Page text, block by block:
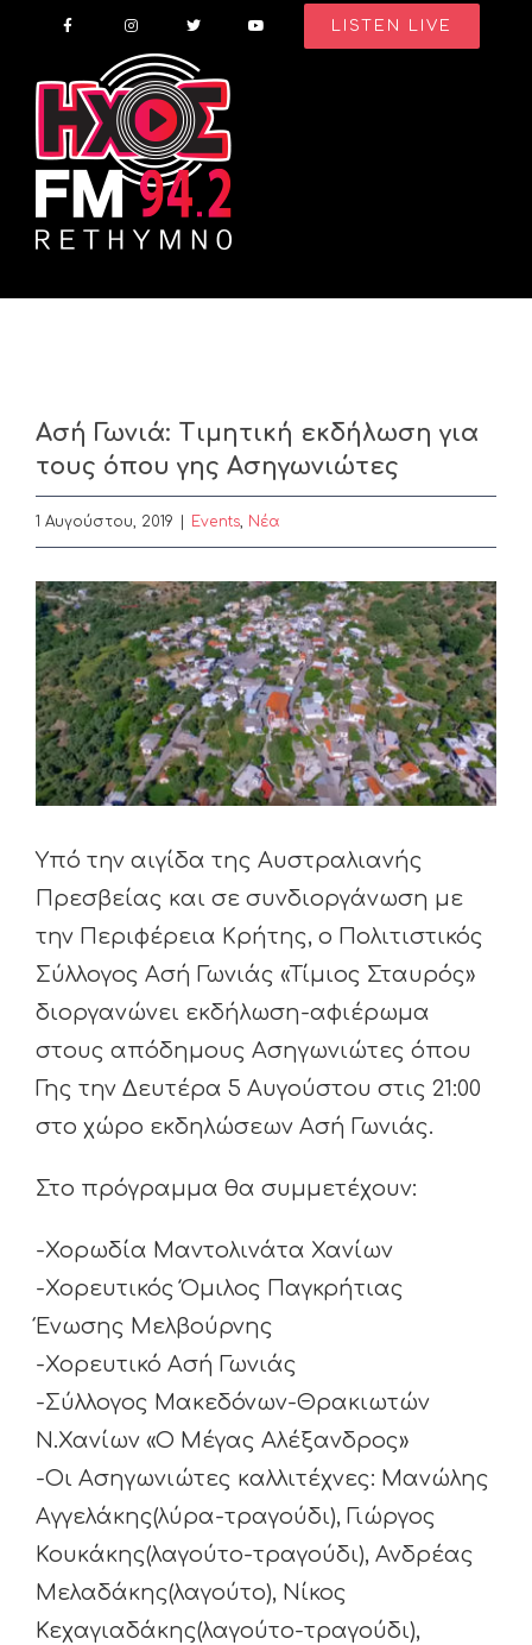
content
LISTEN LIVE
Ασή Γωνιά: Τιμητική εκδήλωση για
τους όπου γης Ασηγωνιώτες
1 Αυγούστου, 2019 Events, Nέα
View
Larger
Image
Υπό την αιγίδα της Αυστραλιανής
Πρεσβείας και σε συνδιοργάνωση με
την Περιφέρεια Κρήτης, ο Πολιτιστικός
Σύλλογος Ασή Γωνιάς «Τίμιος Σταυρός»
διοργανώνει εκδήλωση-αφιέρωμα
στους απόδημους Ασηγωνιώτες όπου
Γης την Δευτέρα 5 Αυγούστου στις 21:00
στο χώρο εκδηλώσεων Ασή Γωνιάς.
Στο πρόγραμμα θα συμμετέχουν:
-Χορωδία Μαντολινάτα Χανίων
-Χορευτικός Όμιλος Παγκρήτιας
Ένωσης Μελβούρνης
-Χορευτικό Ασή Γωνιάς
-Σύλλογος Μακεδόνων-Θρακιωτών
Ν.Χανίων «Ο Μέγας Αλέξανδρος»
-Οι Ασηγωνιώτες καλλιτέχνες: Μανώλης
Αγγελάκης(λύρα-τραγούδι), Γιώργος
Κουκάκης(λαγούτο-τραγούδι), Ανδρέας
Μελαδάκης(λαγούτο), Νίκος
Κεχαγιαδάκης(λαγούτο-τραγούδι),